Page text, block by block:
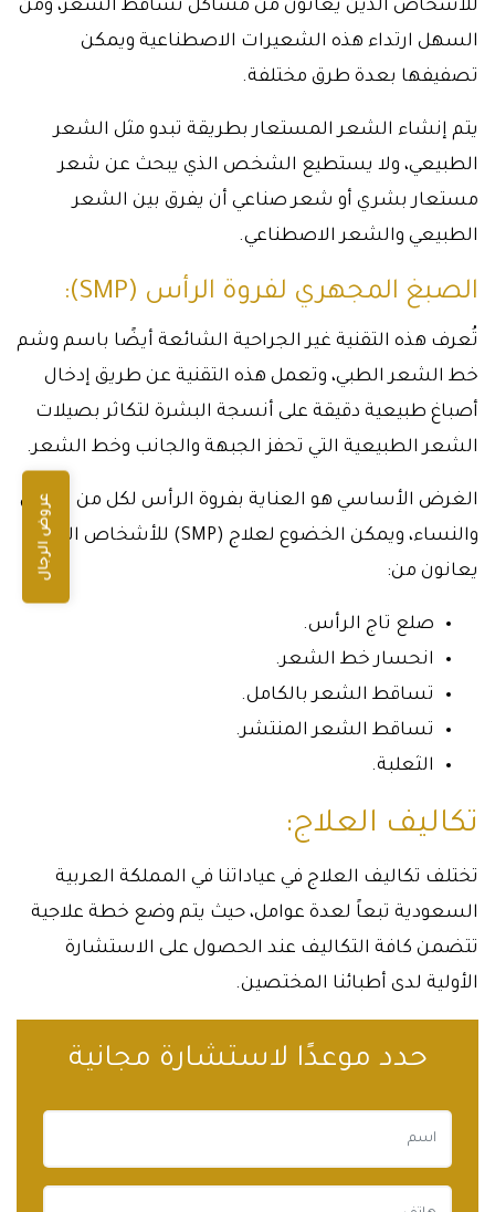
عروض الرجال
للأشخاص الذين يعانون من مشاكل تساقط الشعر، ومن
السهل ارتداء هذه الشعيرات الاصطناعية ويمكن
تصفيفها بعدة طرق مختلفة.
يتم إنشاء الشعر المستعار بطريقة تبدو مثل الشعر
الطبيعي، ولا يستطيع الشخص الذي يبحث عن شعر
مستعار بشري أو شعر صناعي أن يفرق بين الشعر
الطبيعي والشعر الاصطناعي.
الصبغ المجهري لفروة الرأس (SMP):
تُعرف هذه التقنية غير الجراحية الشائعة أيضًا باسم وشم
خط الشعر الطبي، وتعمل هذه التقنية عن طريق إدخال
أصباغ طبيعية دقيقة على أنسجة البشرة لتكاثر بصيلات
الشعر الطبيعية التي تحفز الجبهة والجانب وخط الشعر.
الغرض الأساسي هو العناية بفروة الرأس لكل من الرجال
والنساء، ويمكن الخضوع لعلاج (SMP) للأشخاص الذين
يعانون من:
صلع تاج الرأس.
انحسار خط الشعر.
تساقط الشعر بالكامل.
تساقط الشعر المنتشر.
الثعلبة.
تكاليف العلاج:
تختلف تكاليف العلاج في عياداتنا في المملكة العربية
السعودية تبعاً لعدة عوامل، حيث يتم وضع خطة علاجية
تتضمن كافة التكاليف عند الحصول على الاستشارة
الأولية لدى أطبائنا المختصين.
حدد موعدًا لاستشارة مجانية